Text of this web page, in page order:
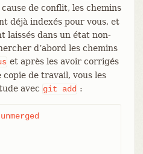
de conflit, les chemins
déjà indexés pour vous, et
laissés dans un état non-
d’abord les chemins
et après les avoir corrigés
de travail, vous les
avec git add :